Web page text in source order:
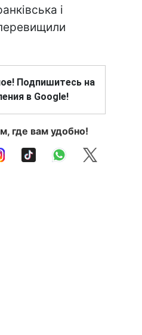
і
Подпишитесь на
в Google!
где вам удобно!